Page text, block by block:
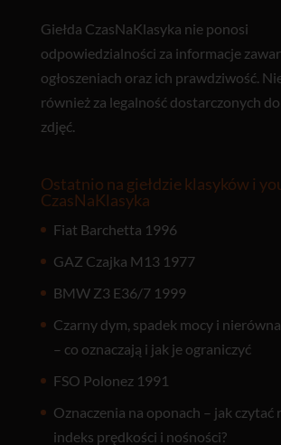
Giełda CzasNaKlasyka nie ponosi
odpowiedzialności za informacje
ogłoszeniach oraz ich prawdziwość.
również za legalność dostarczonych do
zdjęć.
Ostatnio na giełdzie klasyków i
CzasNaKlasyka
Fiat Barchetta 1996
GAZ Czajka M13 1977
BMW Z3 E36/7 1999
Czarny dym, spadek mocy i
– co oznaczają i jak je ograniczyć
FSO Polonez 1991
Oznaczenia na oponach – jak czytać
indeks prędkości i nośności?